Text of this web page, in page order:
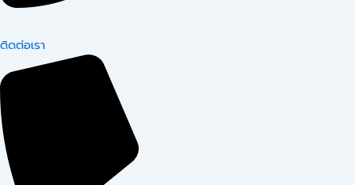
ติดต่อเรา